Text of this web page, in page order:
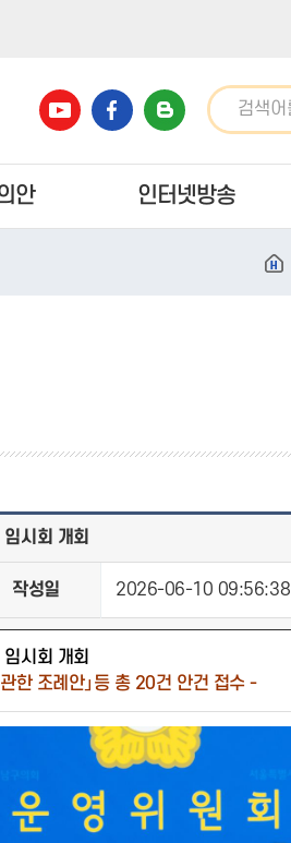
안 인터넷방송
시회 개회
작성일 2026-06-10 09:56:38
시회 개회
한 조례안」등 총 20건 안건 접수 -